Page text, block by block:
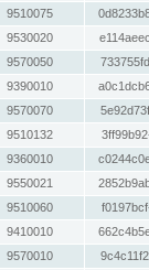
9510075
9530020
9570050
9390010
9570070
9510132
9360010
9550021
9510060
9410010
9570010